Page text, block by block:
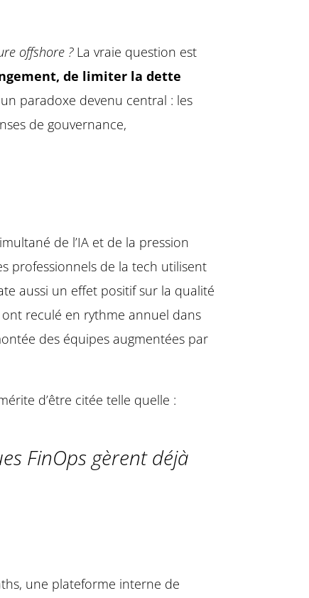
offshore ?La vraie question est
de limiter la dette
paradoxe devenu central : les
de gouvernance,
de l’IA et de la pression
professionnels de la tech utilisent
aussi un effet positif sur la qualité
ont reculé en rythme annuel dans
des équipes augmentées par
d’être citée telle quelle :
FinOps gèrent déjà
une plateforme interne de